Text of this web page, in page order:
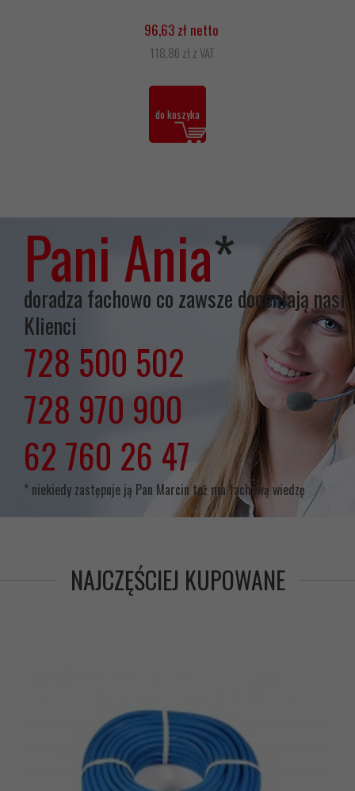
96,63 zł netto
118,86 zł z VAT
do koszyka
Pani Ania*
doradza fachowo co zawsze doceniają nasi
Klienci
728 500 502
lub
728 970 900
lub
62 760 26 47
* niekiedy zastępuje ją Pan Marcin też ma fachową wiedzę
NAJCZĘŚCIEJ KUPOWANE